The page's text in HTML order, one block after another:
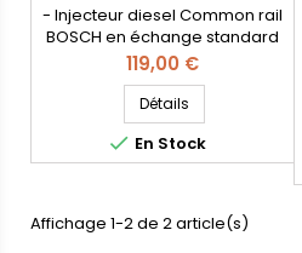
- Injecteur diesel Common rail
BOSCH en échange standard
- Références compatibles :
0445110340 , 0 445 110 340 ,
0986435203 , 0445110739 , 0
986 435 203 , 9687069280 ,
1980S5 , AV2Q9F593BA ,
AV6Q9F593BA , AV2Q-9F593-
Prix
119,00 €
Détails
 En Stock
Affichage 1-2 de 2 article(s)